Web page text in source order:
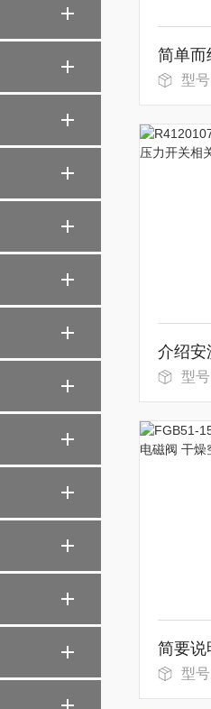
型号：
型
型号